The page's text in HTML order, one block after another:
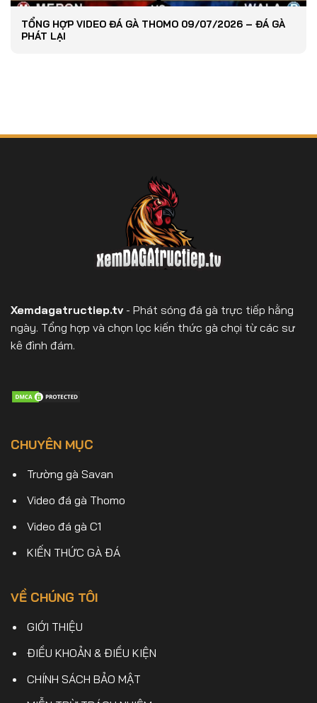
TỔNG HỢP VIDEO ĐÁ GÀ THOMO 09/07/2026 – ĐÁ GÀ
PHÁT LẠI
Xemdagatructiep.tv- Phát sóng đá gà trực tiếp hằng
ngày. Tổng hợp và chọn lọc kiến thức gà chọi từ các sư
kê đình đám.
CHUYÊN MỤC
Trường gà Savan
Video đá gà Thomo
Video đá gà C1
KIẾN THỨC GÀ ĐÁ
VỀ CHÚNG TÔI
GIỚI THIỆU
ĐIỀU KHOẢN & ĐIỀU KIỆN
CHÍNH SÁCH BẢO MẬT